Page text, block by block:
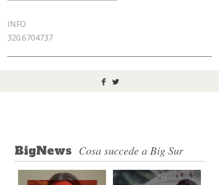
INFO
320.6704737
BigNews Cosa succede a Big Sur